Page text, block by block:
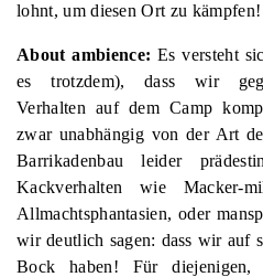
lohnt, um diesen Ort zu kämpfen!
About ambience: Es versteht
es trotzdem), dass wir
Verhalten auf dem Camp
zwar unabhängig von der Art
Barrikadenbau leider
Kackverhalten wie Macker-
Allmachtsphantasien, oder
wir deutlich sagen: dass wir auf
Bock haben! Für diejenigen,